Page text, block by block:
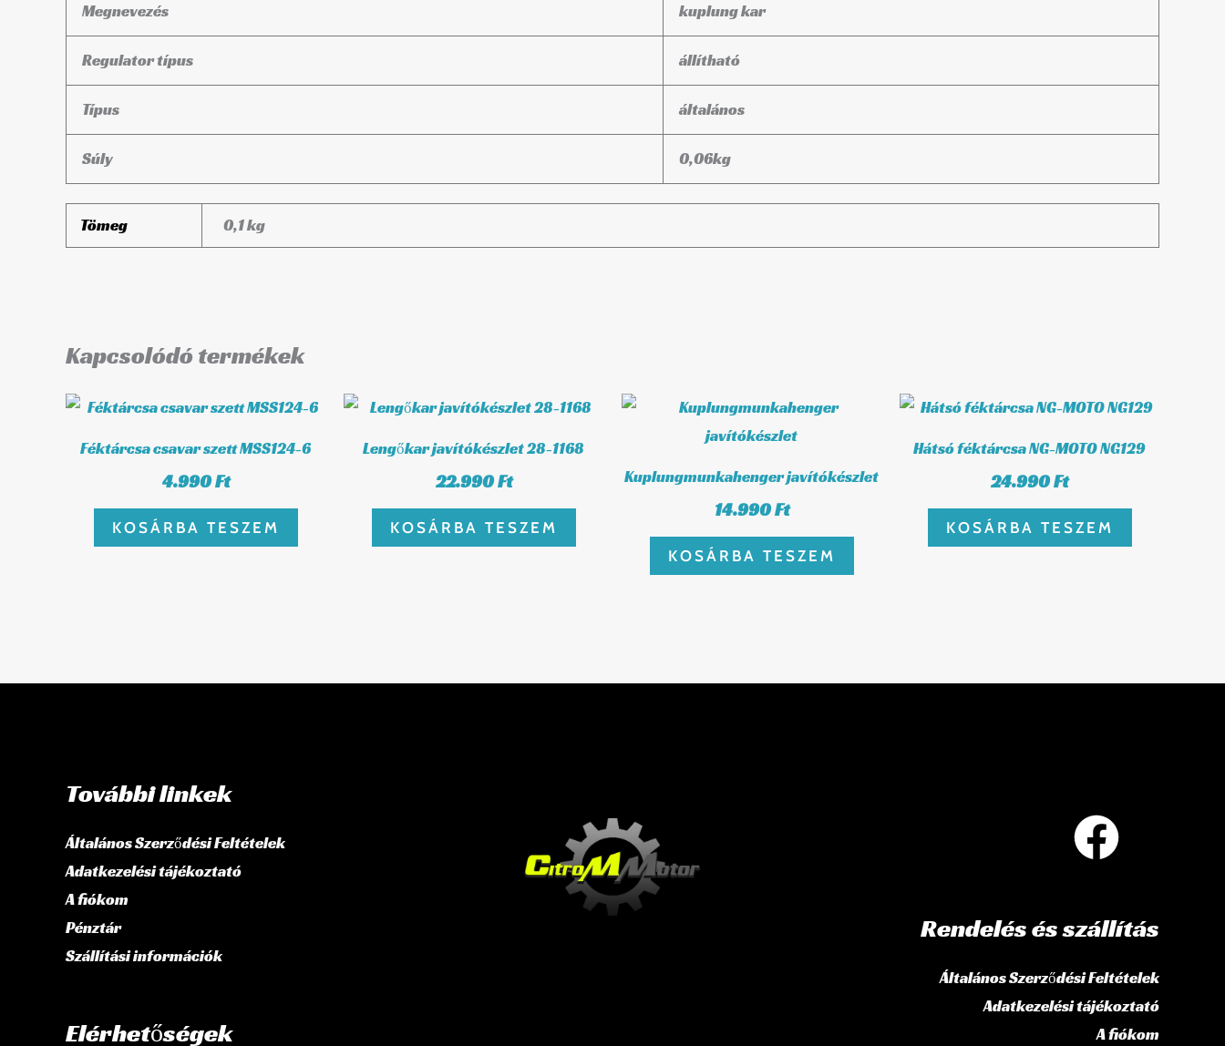
Megnevezés kuplung kar
Regulator típus állítható
Típus általános
Súly 0,06kg
Tömeg 0,1 kg
Kapcsolódó termékek
Féktárcsa csavar szett MSS124-6
4.990Ft
KOSÁRBA TESZEM
Lengőkar javítókészlet 28-1168
22.990Ft
KOSÁRBA TESZEM
Kuplungmunkahenger javítókészlet
14.990Ft
KOSÁRBA TESZEM
Hátsó féktárcsa NG-MOTO NG129
24.990Ft
KOSÁRBA TESZEM
További linkek
Általános Szerződési Feltételek
Adatkezelési tájékoztató
A fiókom
Pénztár
Szállítási információk
Elérhetőségek
Rendelés és szállítás
Általános Szerződési Feltételek
Adatkezelési tájékoztató
A fiókom